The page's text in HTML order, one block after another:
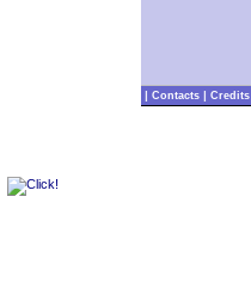
| Contacts | Credits